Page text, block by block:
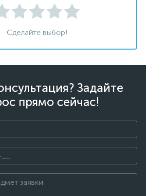
Сделайте выбор!
Задайте
прямо сейчас!